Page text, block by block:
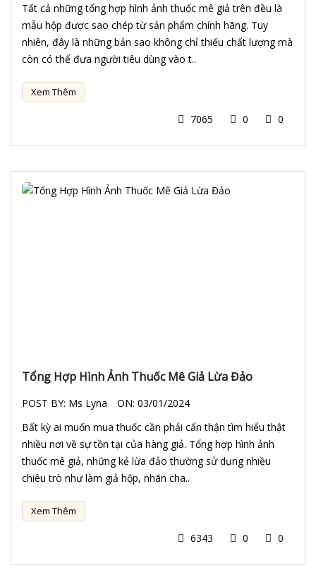
Tất cả những tổng hợp hình ảnh thuốc mê giả trên đều là
mẫu hộp được sao chép từ sản phẩm chính hãng. Tuy
nhiên, đây là những bản sao không chỉ thiếu chất lượng mà
còn có thể đưa người tiêu dùng vào t..
Xem Thêm
7065 0 0
Tổng Hợp Hình Ảnh Thuốc Mê Giả Lừa Đảo
POST BY: Ms Lyna ON: 03/01/2024
Bất kỳ ai muốn mua thuốc cần phải cẩn thận tìm hiểu thật
nhiều nơi về sự tồn tại của hàng giả. Tổng hợp hình ảnh
thuốc mê giả, những kẻ lừa đảo thường sử dụng nhiều
chiêu trò như làm giả hộp, nhãn cha..
Xem Thêm
6343 0 0